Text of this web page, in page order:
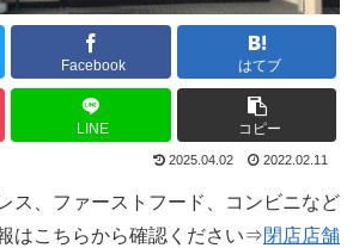
Facebook はてブ
LINE コピー
2025.04.02 2022.02.11
ス、ファーストフード、コンビニなど
はこちらから確認ください⇒閉店店舗